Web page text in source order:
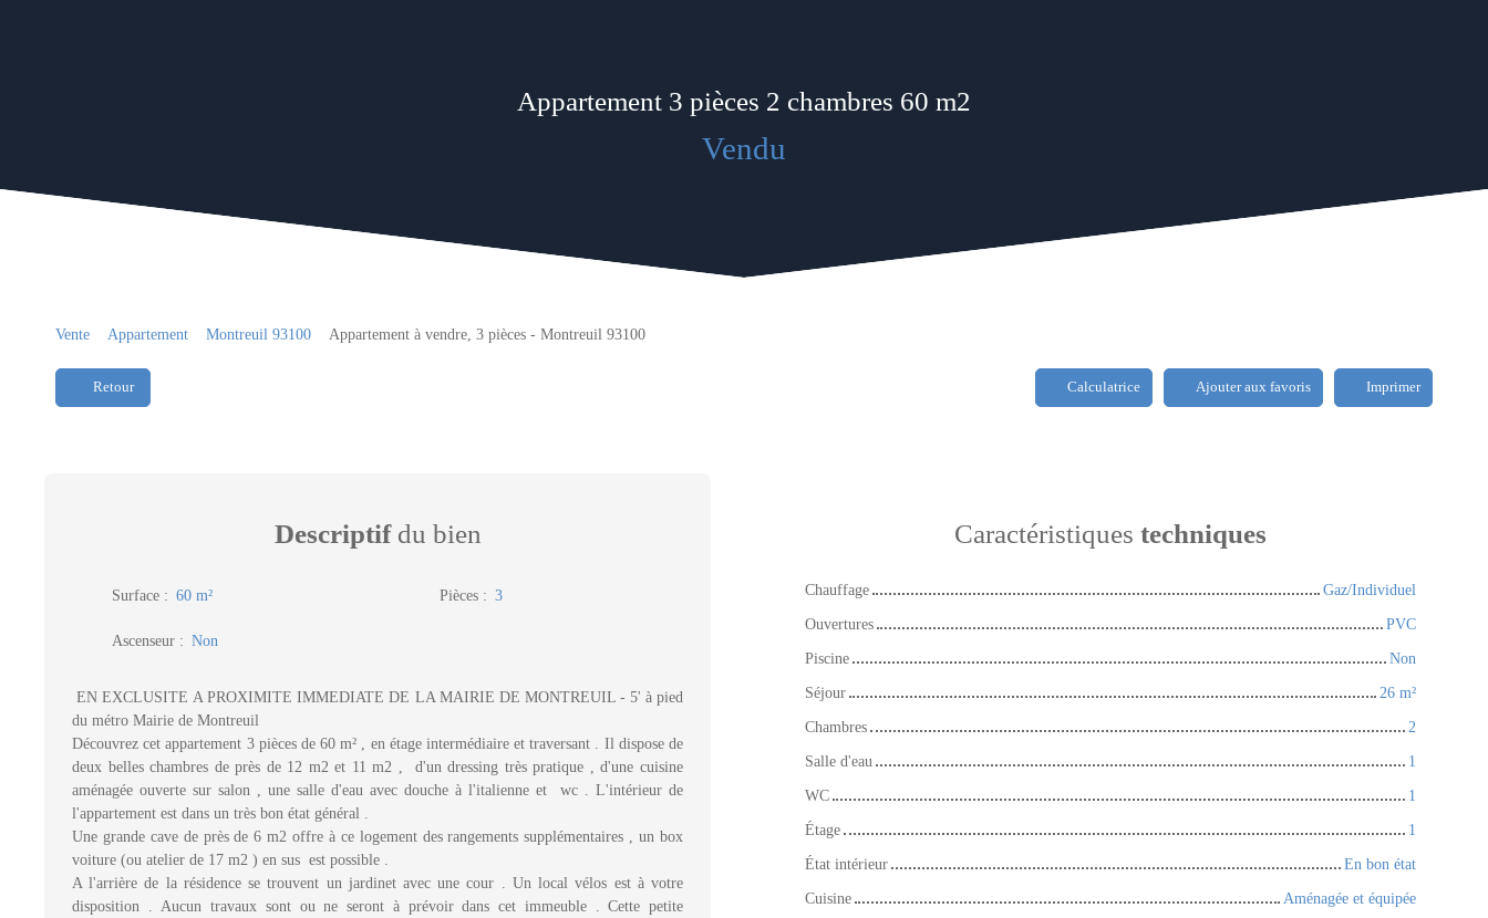
Appartement 3 pièces 2 chambres 60 m2
Vendu
Vente Appartement Montreuil 93100 Appartement à vendre, 3 pièces - Montreuil 93100
Retour Calculatrice Ajouter aux favoris Imprimer
Descriptifdu bien
Surface : 60 m² Pièces : 3
Ascenseur : Non
EN EXCLUSITE A PROXIMITE IMMEDIATE DE LA MAIRIE DE MONTREUIL - 5' à pied
du métro Mairie de Montreuil
Découvrez cet appartement 3 pièces de 60 m² , en étage intermédiaire et traversant . Il dispose de
deux belles chambres de près de 12 m2 et 11 m2 , d'un dressing très pratique , d'une cuisine
aménagée ouverte sur salon , une salle d'eau avec douche à l'italienne et wc . L'intérieur de
l'appartement est dans un très bon état général .
Une grande cave de près de 6 m2 offre à ce logement des rangements supplémentaires , un box
voiture (ou atelier de 17 m2 ) en sus est possible .
A l'arrière de la résidence se trouvent un jardinet avec une cour . Un local vélos est à votre
disposition . Aucun travaux sont ou ne seront à prévoir dans cet immeuble . Cette petite
Caractéristiques techniques
Chauffage
Gaz/Individuel
Ouvertures
PVC
Piscine
Non
Séjour
26 m²
Chambres
2
Salle d'eau
1
WC
1
Étage
1
État intérieur
En bon état
Cuisine
Aménagée et équipée